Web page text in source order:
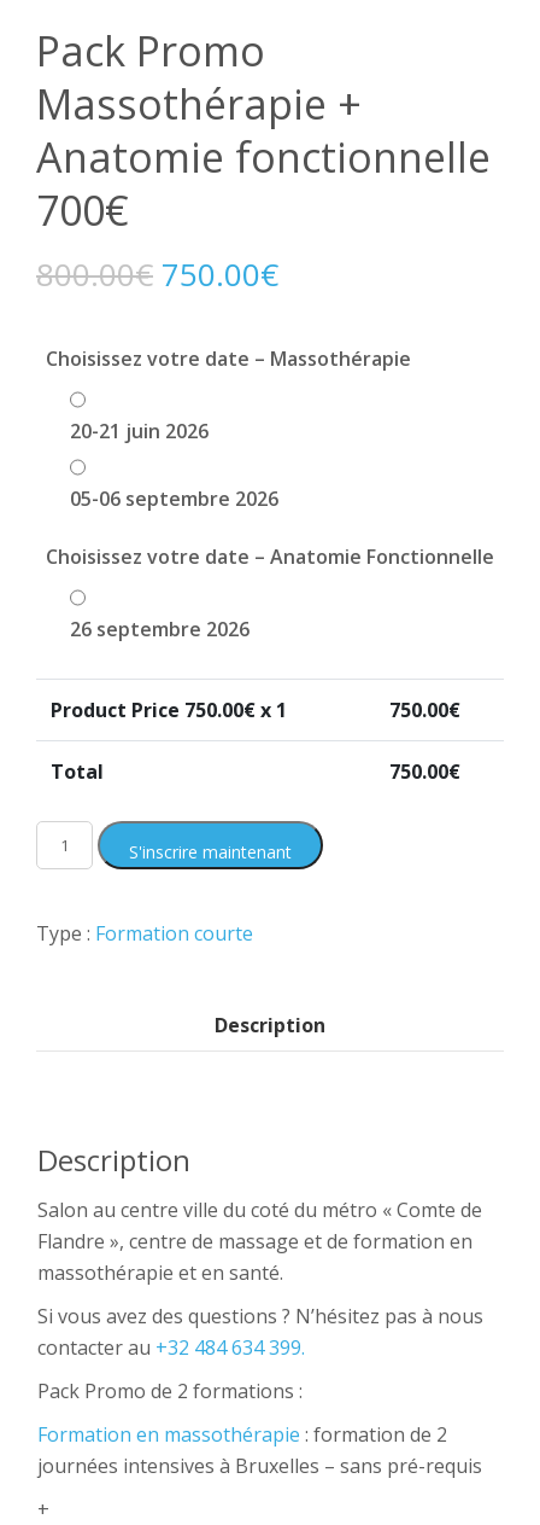
Pack Promo
Massothérapie +
Anatomie fonctionnelle
700€
800.00€ 750.00€
Choisissez votre date – Massothérapie
20-21 juin 2026
05-06 septembre 2026
Choisissez votre date – Anatomie Fonctionnelle
26 septembre 2026
Product Price 750.00€ x 1 750.00€
Total 750.00€
S'inscrire maintenant
Type : Formation courte
Description
Description
Salon au centre ville du coté du métro « Comte de
Flandre », centre de massage et de formation en
massothérapie et en santé.
Si vous avez des questions ? N’hésitez pas à nous
contacter au +32 484 634 399.
Pack Promo de 2 formations :
Formation en massothérapie : formation de 2
journées intensives à Bruxelles – sans pré-requis
+